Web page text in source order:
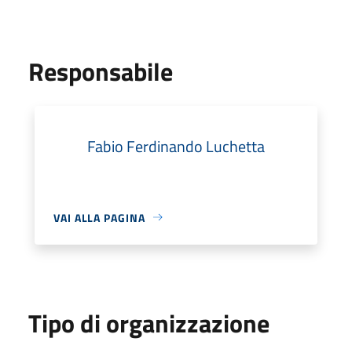
Responsabile
Fabio Ferdinando Luchetta
VAI ALLA PAGINA
Tipo di organizzazione